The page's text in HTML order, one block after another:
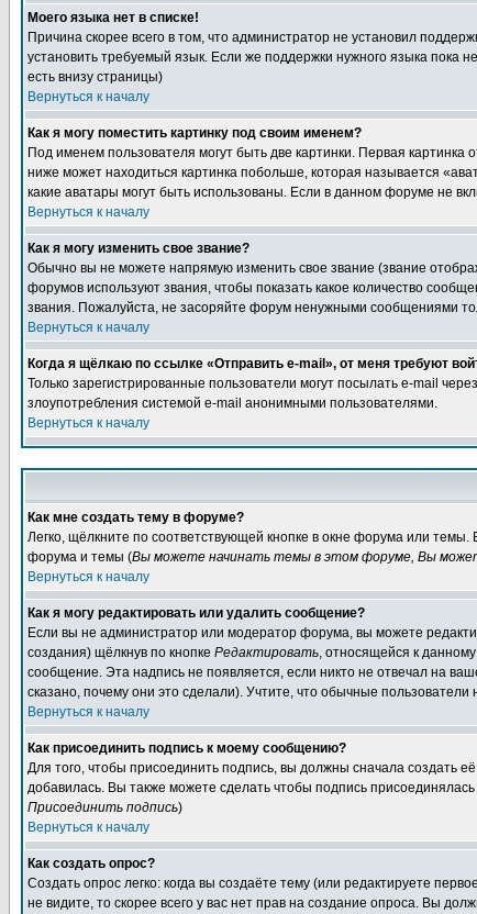
Моего языка нет в списке!
Причина скорее всего в том, что администратор не установил
установить требуемый язык. Если же поддержки нужного языка
есть внизу страницы)
Вернуться к началу
Как я могу поместить картинку под своим именем?
Под именем пользователя могут быть две картинки. Первая
ниже может находиться картинка побольше, которая называется
какие аватары могут быть использованы. Если в данном форуме не
Вернуться к началу
Как я могу изменить свое звание?
Обычно вы не можете напрямую изменить свое звание (звание
форумов используют звания, чтобы показать какое количество
звания. Пожалуйста, не засоряйте форум ненужными сообщениями
Вернуться к началу
Когда я щёлкаю по ссылке «Отправить e-mail», от меня требуют
Только зарегистрированные пользователи могут посылать e-mail
злоупотребления системой e-mail анонимными пользователями.
Вернуться к началу
Как мне создать тему в форуме?
Легко, щёлкните по соответствующей кнопке в окне форума или
форума и темы (Вы можете начинать темы в этом форуме, Вы
Вернуться к началу
Как я могу редактировать или удалить сообщение?
Если вы не администратор или модератор форума, вы можете
создания) щёлкнув по кнопке Редактировать, относящейся к
сообщение. Эта надпись не появляется, если никто не отвечал на
сказано, почему они это сделали). Учтите, что обычные
Вернуться к началу
Как присоединить подпись к моему сообщению?
Для того, чтобы присоединить подпись, вы должны сначала создать
добавилась. Вы также можете сделать чтобы подпись
Присоединить подпись)
Вернуться к началу
Как создать опрос?
Создать опрос легко: когда вы создаёте тему (или редактируете
не видите, то скорее всего у вас нет прав на создание опроса. Вы